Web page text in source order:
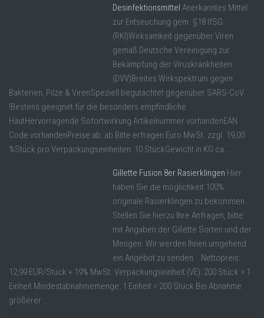
Desinfektionsmittel Anerkanntes Mittel
zur Entseuchung gem. §18 IfSG
(RKI)Wirksamkeit gegenüber Viren
gemäß Deutsche Vereinigung zur
Bekämpfung der Viruskrankheiten
(DVV)Breites Wirkspektrum gegen
Bakterien, Pilze & VirenSpeziell begutachtet gegenüber SARS-CoV
!Bestens geeignet für die besonders empfindliche
HautHervorragende Sofortwirkung Artikelnummer vorhandenEAN
Code vorhandenPreise ab: ab Bitte erfragen Euro MwSt. zzgl. 19,00
%Stück pro Verpackungseinheiten: 10 StückGewicht in KG ca ...
Gillette Fusion 8er Rasierklingen Hier
haben Sie die möglichkeit 100%
originale Rasierklingen zu bekommen.
Stellen Sie hierzu Ihre Anfragen, bitte
mit Angaben der Gillette Sorten und der
Mengen. Wir werden Ihnen umgehend
ein Angebot zu senden. Nettopreis:
12,99 EUR/Stück + 19% MwSt. Verpackungseinheit (VE): 200 Stück = 1
Einheit Mindestabnahmemenge: 1 Einheit = 200 Stück Bei Abnahme
größerer ...